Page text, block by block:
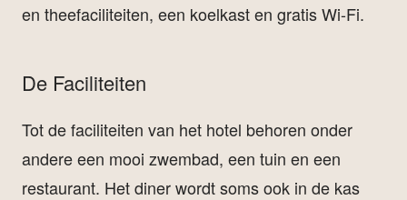
en theefaciliteiten, een koelkast en gratis Wi-Fi.
De Faciliteiten
Tot de faciliteiten van het hotel behoren onder
andere een mooi zwembad, een tuin en een
restaurant. Het diner wordt soms ook in de kas